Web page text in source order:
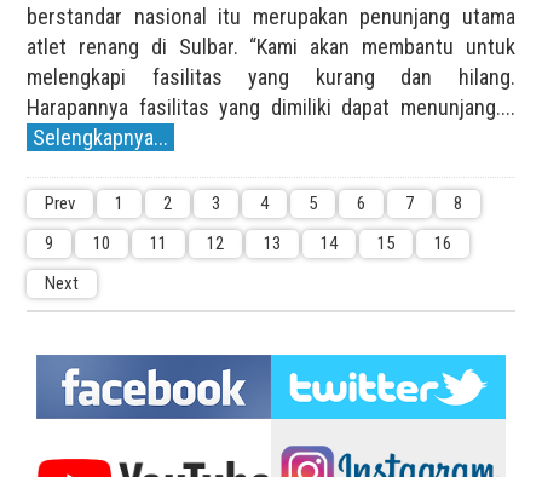
berstandar nasional itu merupakan penunjang utama
atlet renang di Sulbar. “Kami akan membantu untuk
melengkapi fasilitas yang kurang dan hilang.
Harapannya fasilitas yang dimiliki dapat menunjang....
Selengkapnya...
Prev 1 2 3 4 5 6 7
8
9
10 11 12 13 14 15
16
Next